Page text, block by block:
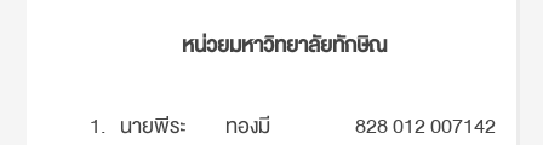
หน่วยมหาวิทยาลัยทักษิณ
นายพีระ ทองมี 828 012 007142